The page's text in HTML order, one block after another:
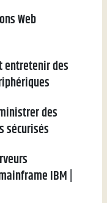
Web
entretenir des
des
sécurisés
IBM |